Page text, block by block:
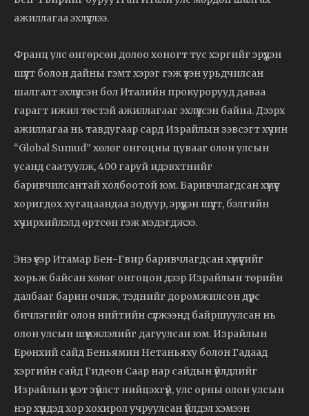
ажиллагаа эхлүүллээ.
Франц улс өнгөрсөн долоо хоногт тус хэргийг эрүүдэн
шүүлт болон дайны гэмт хэрэг гэж үзэн урьдчилсан
шалгалт эхлүүлсэн бол Италийн прокурорууд даваа
гарагт ижил төстэй ажиллагааг эхлүүлсэн байна. Дээрх
ажиллагаа нь тавдугаар сард Израйлын зэвсэгт хүчин
“Global Sumud” хөлөг онгоцны цувааг олон улсын
усанд саатуулж, 400 гаруй идэвхтнийг
баривчилсантай холбоотой юм. Баривчлагдсан хүмүүс
хоригдох хугацаандаа зодуур, эрүүдэн шүүлт, бэлгийн
хүчирхийлэлд өртсөн гэж мэдэгджээ.
Энэ үеэр Итамар Бен-Гвир баривчлагдсан хүмүүсийг
хорьж байсан хөлөг онгоцон дээр Израйлын төрийн
далбааг барин очиж, тэднийг доромжилсон дүрс
бичлэгийг олон нийтийн сүлжээнд байршуулсан нь
олон улсын шүүмжлэлийг дагуулсан юм. Израйлын
Ерөнхий сайд Беньямин Нетаньяху болон Гадаад
хэргийн сайд Гидеон Саар нар сайдын үйлдлийг
Израйлын үнэт зүйлст нийцэхгүй, улс орны олон улсын
нэр хүндэд хор хохирол учруулсан үйлдэл хэмээн